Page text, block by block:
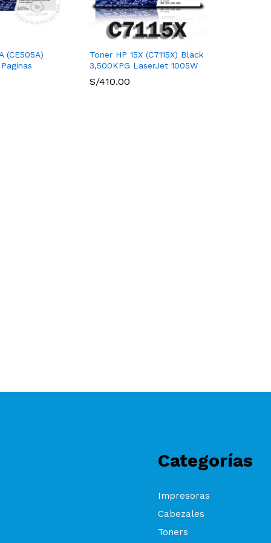
(CE505A)
Toner HP 15X (C7115X) Black
3,500KPG LaserJet 1005W
S/410.00
Categorías
Impresoras
Cabezales
Toners